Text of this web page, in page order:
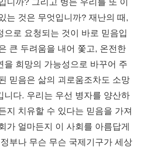
니까? 그리고 병든 우리를 또 이
는 것은 무엇입니까? 재난의 때,
으로 요청되는 것이 바로 믿음입
큰 두려움을 내어 쫓고, 온전한
을 희망의 가능성으로 바꾸어 주
믿음은 삶의 괴로움조차도 소망
니다. 우리는 우선 병자를 양산하
지 치유할 수 있다는 믿음을 가져
가 얼마든지 이 사회를 아름답게
부나 무슨 무슨 국제기구가 세상